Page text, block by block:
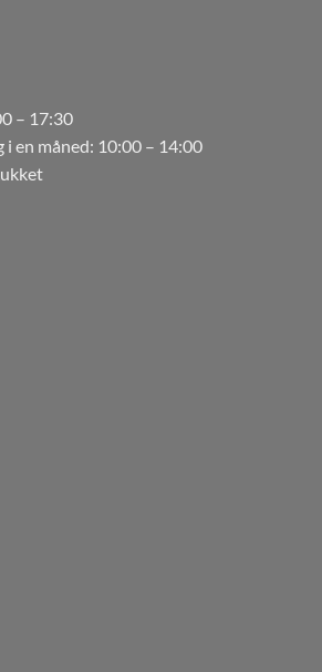
– 17:30
i en måned: 10:00 – 14:00